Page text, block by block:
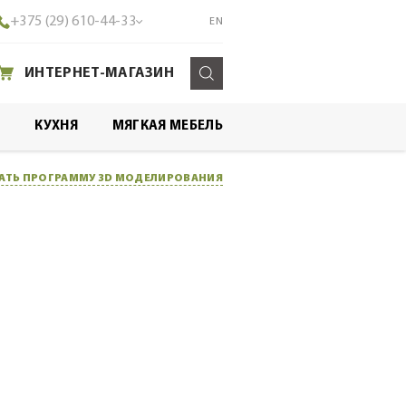
+375 (29) 610-44-33 EN
ИНТЕРНЕТ-МАГАЗИН
КУХНЯ МЯГКАЯ МЕБЕЛЬ
ПРОГРАММУ 3D МОДЕЛИРОВАНИЯ